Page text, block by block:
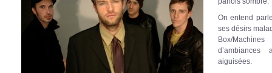
On entend
ses désirs
Box/
aiguisées.